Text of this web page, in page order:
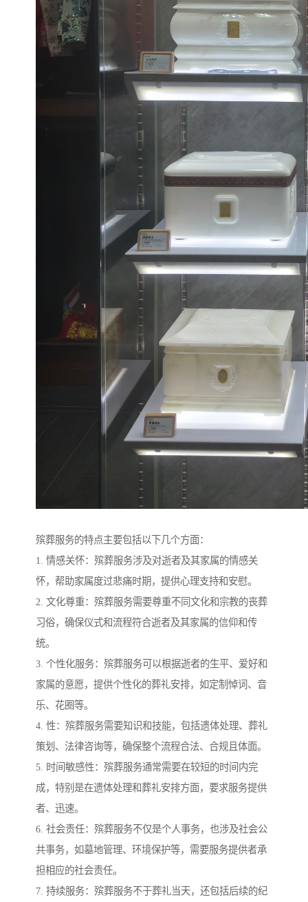
殡葬服务的特点主要包括以下几个方面：
1. 情感关怀：殡葬服务涉及对逝者及其家属的情感关
怀，帮助家属度过悲痛时期，提供心理支持和安慰。
2. 文化尊重：殡葬服务需要尊重不同文化和宗教的丧葬
习俗，确保仪式和流程符合逝者及其家属的信仰和传
统。
3. 个性化服务：殡葬服务可以根据逝者的生平、爱好和
家属的意愿，提供个性化的葬礼安排，如定制悼词、音
乐、花圈等。
4. 性：殡葬服务需要知识和技能，包括遗体处理、葬礼
策划、法律咨询等，确保整个流程合法、合规且体面。
5. 时间敏感性：殡葬服务通常需要在较短的时间内完
成，特别是在遗体处理和葬礼安排方面，要求服务提供
者、迅速。
6. 社会责任：殡葬服务不仅是个人事务，也涉及社会公
共事务，如墓地管理、环境保护等，需要服务提供者承
担相应的社会责任。
7. 持续服务：殡葬服务不于葬礼当天，还包括后续的纪